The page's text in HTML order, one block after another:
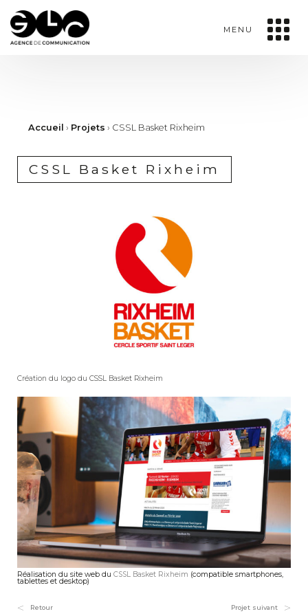
MENU
Accueil › Projets › CSSL Basket Rixheim
CSSL Basket Rixheim
Création du logo du CSSL Basket Rixheim
Réalisation du site web du CSSL Basket Rixheim (compatible smartphones,
tablettes et desktop)
Retour Projet suivant